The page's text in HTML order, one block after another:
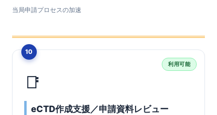
当局申請プロセスの加速
10
利用可能
📑
eCTD作成支援／申請資料レビュー